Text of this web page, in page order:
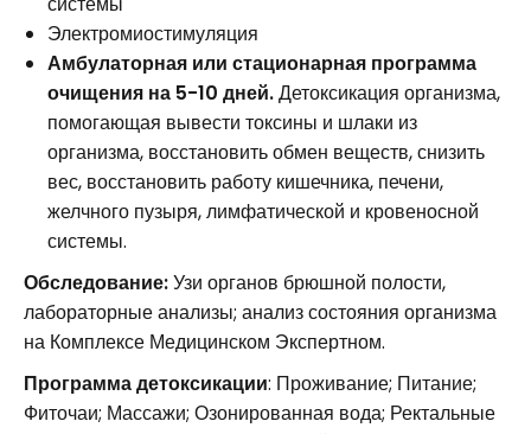
Электромиостимуляция
Амбулаторная или стационарная программа
очищения на 5-10 дней.Детоксикация организма,
помогающая вывести токсины и шлаки из
организма, восстановить обмен веществ, снизить
вес, восстановить работу кишечника, печени,
желчного пузыря, лимфатической и кровеносной
системы.
Обследование:Узи органов брюшной полости,
лабораторные анализы; анализ состояния организма
на Комплексе Медицинском Экспертном.
Программа детоксикации: Проживание; Питание;
Фиточаи; Массажи; Озонированная вода; Ректальные